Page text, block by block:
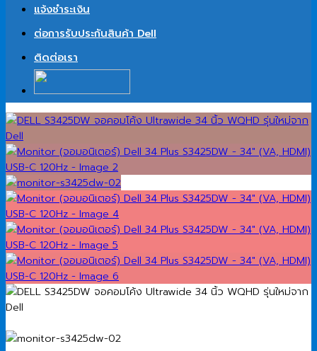
แจ้งชำระเงิน
ต่อการรับประกันสินค้า Dell
ติดต่อเรา